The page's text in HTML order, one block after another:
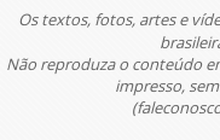
Os textos, fotos, artes e
Não reproduza o conteúdo
impresso,